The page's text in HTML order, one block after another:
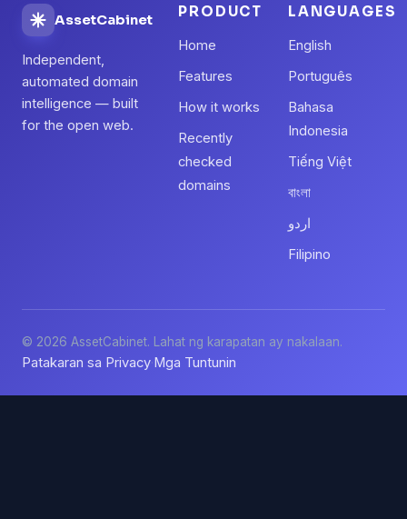
AssetCabinet
Independent,
automated domain
intelligence — built
for the open web.
PRODUCT
Home
Features
How it works
Recently
checked
domains
LANGUAGES
English
Português
Bahasa
Indonesia
Tiếng Việt
বাংলা
اردو
Filipino
© 2026 AssetCabinet. Lahat ng karapatan ay nakalaan.
Patakaran sa Privacy·Mga Tuntunin